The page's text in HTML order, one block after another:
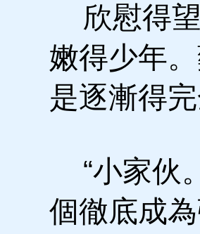
欣慰得望
嫩得少年
是逐漸得
“小家伙
個徹底成